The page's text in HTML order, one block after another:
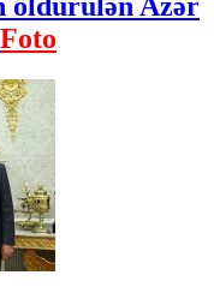
öldürülən Azər
Foto